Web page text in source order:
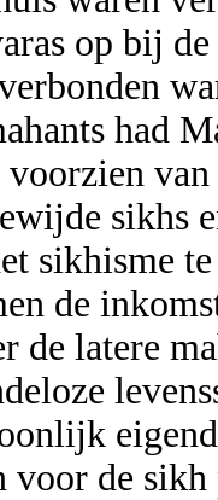
op bij
had
sikhs
sikhisme
de
de latere
voor de sikh